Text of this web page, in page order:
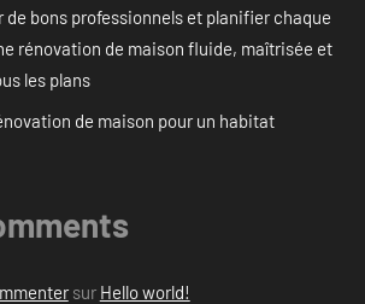
de bons professionnels et planifier chaque
rénovation de maison fluide, maîtrisée et
les plans
de maison pour un habitat
sur Hello world!